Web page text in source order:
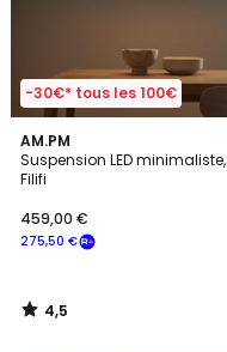
-30€* tous les 100€
AM.PM
Suspension LED minimaliste,
Filifi
275,50 €
459,00 €
4,5
/ 5
4,5
/